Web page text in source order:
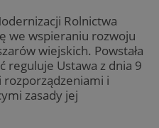
Rolnictwa
we wspieraniu rozwoju
wiejskich. Powstała
reguluje Ustawa z dnia 9
rozporządzeniami i
zasady jej